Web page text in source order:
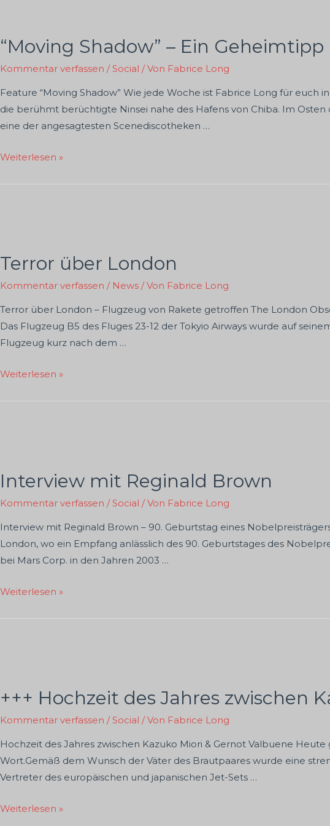
“Moving Shadow” – Ein Geheimtipp
Kommentar verfassen /Social / Von Fabrice Long
Feature “Moving Shadow” Wie jede Woche ist Fabrice Long für
die berühmt berüchtigte Ninsei nahe des Hafens von Chiba. Im
eine der angesagtesten Scenediscotheken …
“Moving
Weiterlesen »
Terror über London
Kommentar verfassen / News / Von Fabrice Long
Terror über London – Flugzeug von Rakete getroffen The London
Das Flugzeug B5 des Fluges 23-12 der Tokyio Airways wurde auf
Flugzeug kurz nach dem …
Terror
Weiterlesen »
Interview mit Reginald Brown
Kommentar verfassen /Social / Von Fabrice Long
Interview mit Reginald Brown – 90. Geburtstag eines
London, wo ein Empfang anlässlich des 90. Geburtstages des
bei Mars Corp. in den Jahren 2003 …
Interview
Weiterlesen »
+++ Hochzeit des Jahres zwischen
Kommentar verfassen /Social / Von Fabrice Long
Hochzeit des Jahres zwischen Kazuko Miori & Gernot Valbuene
Wort.Gemäß dem Wunsch der Väter des Brautpaares wurde eine
Vertreter des europäischen und japanischen Jet-Sets …
+++
Weiterlesen »